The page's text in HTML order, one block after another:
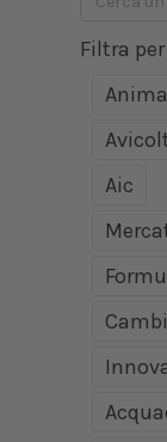
Filtra per
Aic